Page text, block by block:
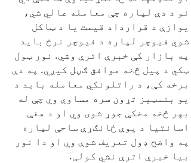
نو د دې لپاره چې معامله عالي شي،
یوازې د قرارداد قیمت یا د ټاکل
شوي فیوچر لپاره د فیوچر نرخ باید
په بازار کې خبرې اترې وشي. نور ټول
ټکي د پیل څخه موافق ګڼل کیږي. په دې
برخه کې، د راتلونکي معامله باید د
یو بنسټیز تړون سره مساوي وي چې له
بهر څخه مخکې جوړ شوی وي او د هغې
اسانتیا د یوې ځانګړې ساحې لپاره
په واضح ډول تعریف شوې وي او دا نور
بیا خبرې اترې نشي کولی.